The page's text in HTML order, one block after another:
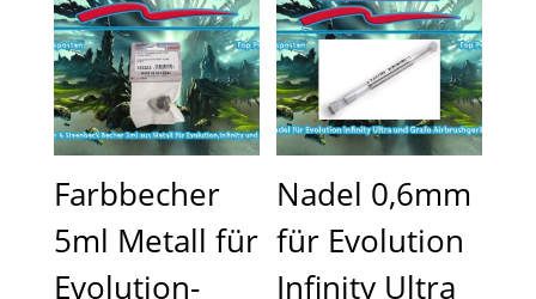
Farbbecher
5ml Metall für
Evolution-
Nadel 0,6mm
für Evolution
Infinity Ultra